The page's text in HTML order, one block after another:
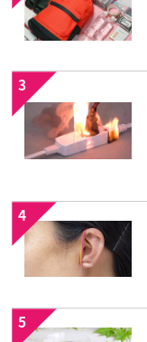
3
4
5